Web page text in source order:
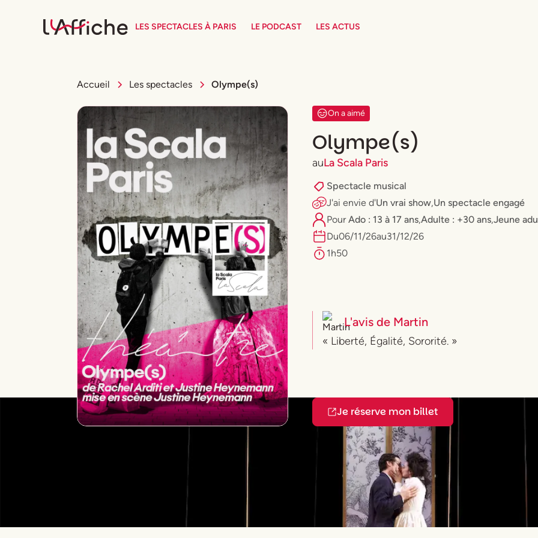
LES SPECTACLES À PARIS LE PODCAST LES ACTUS
Accueil Les spectacles Olympe(s)
On a aimé
Olympe(s)
auLa Scala Paris
Spectacle musical
J'ai envie d'Un vrai show,Un spectacle engagé
PourAdo : 13 à 17 ans,Adulte : +30 ans,⁠Jeune
Du06/11/26au31/12/26
1h50
L'avis de Martin
« Liberté, Égalité, Sororité. »
Je réserve mon billet